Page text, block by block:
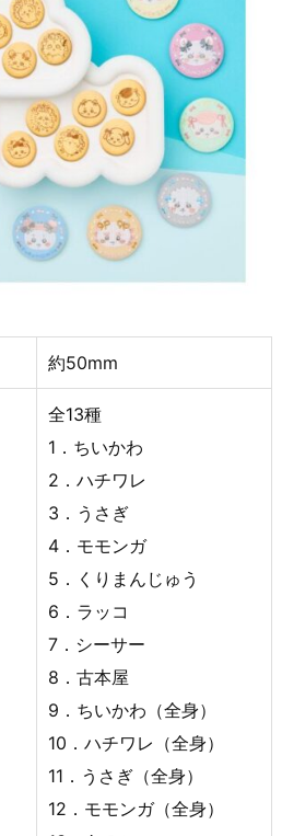
約50mm
全13種
1．ちいかわ
2．ハチワレ
3．うさぎ
4．モモンガ
5．くりまんじゅう
6．ラッコ
7．シーサー
8．古本屋
9．ちいかわ（全身）
10．ハチワレ（全身）
11．うさぎ（全身）
12．モモンガ（全身）